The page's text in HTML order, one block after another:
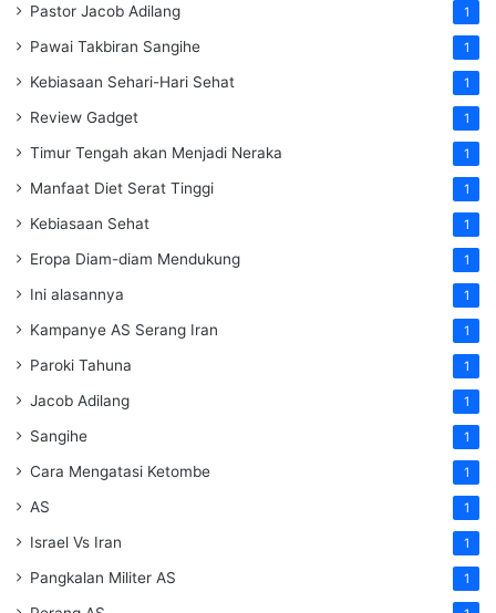
Pastor Jacob Adilang 1
Pawai Takbiran Sangihe 1
Kebiasaan Sehari-Hari Sehat 1
Review Gadget 1
Timur Tengah akan Menjadi Neraka 1
Manfaat Diet Serat Tinggi 1
Kebiasaan Sehat 1
Eropa Diam-diam Mendukung 1
Ini alasannya 1
Kampanye AS Serang Iran 1
Paroki Tahuna 1
Jacob Adilang 1
Sangihe 1
Cara Mengatasi Ketombe 1
AS 1
Israel Vs Iran 1
Pangkalan Militer AS 1